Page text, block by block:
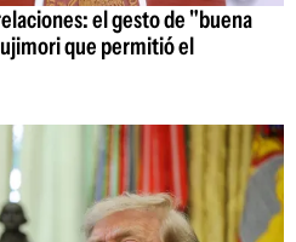
el gesto de "buena
que permitió el